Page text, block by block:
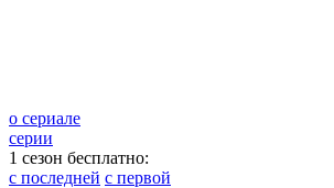
о сериале
серии
1 сезон бесплатно:
с последней с первой